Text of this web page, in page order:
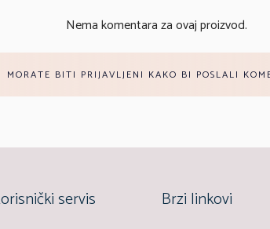
Nema komentara za ovaj proizvod.
MORATE BITI PRIJAVLJENI KAKO BI POSLALI
servis Brzi linkovi